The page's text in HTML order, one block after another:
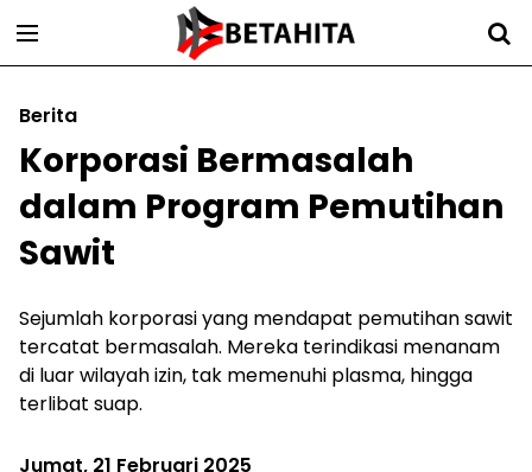
Berita
Korporasi Bermasalah
dalam Program Pemutihan
Sawit
Sejumlah korporasi yang mendapat pemutihan sawit
tercatat bermasalah. Mereka terindikasi menanam
di luar wilayah izin, tak memenuhi plasma, hingga
terlibat suap.
Jumat, 21 Februari 2025